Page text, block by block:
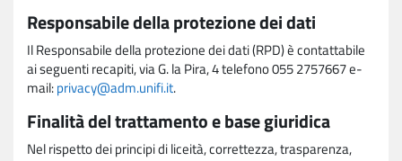
Responsabile della protezione dei dati
Il Responsabile della protezione dei dati (RPD) è contattabile
ai seguenti recapiti, via G. la Pira, 4 telefono 055 2757667 e-
mail:privacy@adm.unifi.it.
Finalità del trattamento e base giuridica
Nel rispetto dei principi di liceità, correttezza, trasparenza,